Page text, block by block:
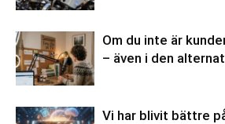
Om du inte är
– även i den
Vi har blivit bättre